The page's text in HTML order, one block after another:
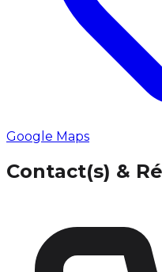
Google Maps
Contact(s) &